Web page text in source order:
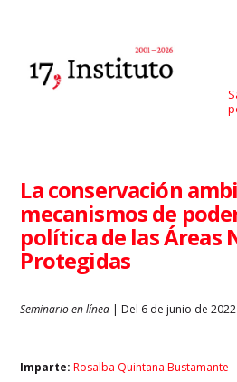
La conservación
mecanismos de
política de las Áreas
Protegidas
Seminario en línea | Del 6 de junio de
Imparte:Rosalba Quintana Bustamante